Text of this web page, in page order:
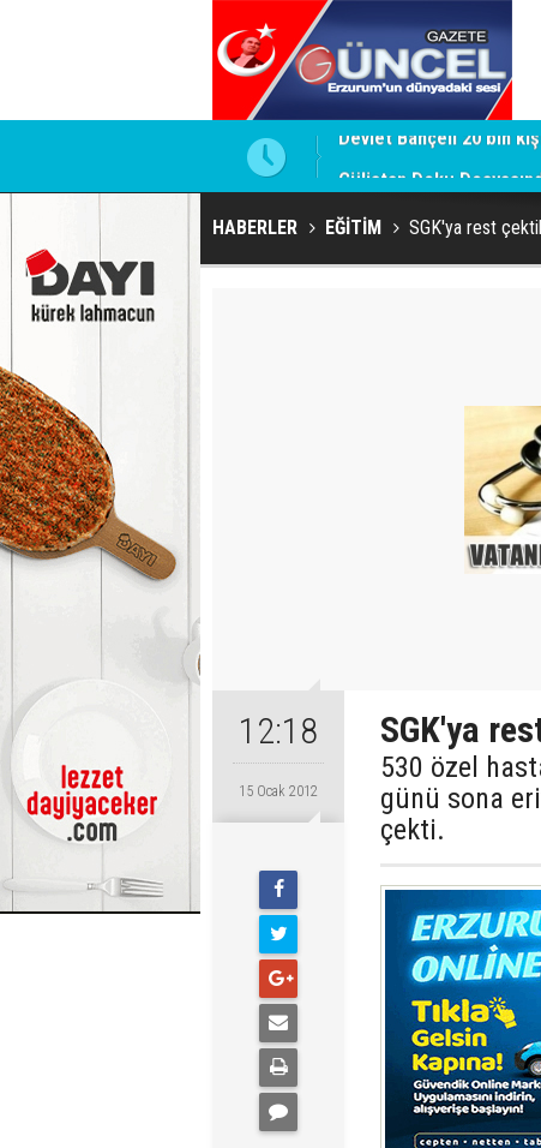
Gülistan Doku
HABERLER EĞİTİM SGK'ya rest
12:18
15 Ocak 2012
SGK'ya
530 özel
günü sona
çekti.